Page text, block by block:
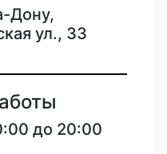
Дону,
ул., 33
до 20:00